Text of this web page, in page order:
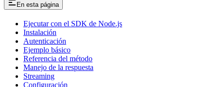
En esta página
Ejecutar con el SDK de Node.js
Instalación
Autenticación
Ejemplo básico
Referencia del método
Manejo de la respuesta
Streaming
Configuración